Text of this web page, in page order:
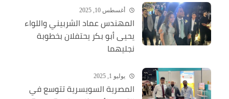
أغسطس 10, 2025
المهندس عماد الشربيني واللواء
يحيى أبو بكر يحتفلان بخطوبة
نجليهما
يوليو 1, 2025
المصرية السويسرية تتوسع في